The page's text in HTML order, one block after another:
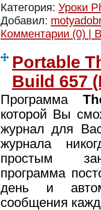
Категория: Уроки
Добавил:
Комментарии (0) |
Portable
Build 657
Программа
которой Вы
журнал для
журнала
простым
программа
день и
сообщения